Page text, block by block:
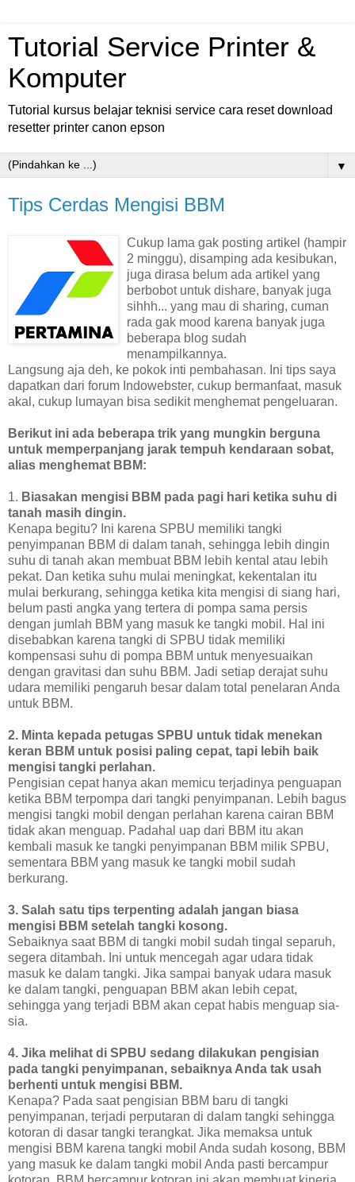
Tutorial Service Printer &
Komputer
Tutorial kursus belajar teknisi service cara reset download
resetter printer canon epson
▼
Tips Cerdas Mengisi BBM
Cukup lama gak posting artikel (hampir
2 minggu), disamping ada kesibukan,
juga dirasa belum ada artikel yang
berbobot untuk dishare, banyak juga
sihhh... yang mau di sharing, cuman
rada gak mood karena banyak juga
beberapa blog sudah
menampilkannya.
Langsung aja deh, ke pokok inti pembahasan. Ini tips saya
dapatkan dari forum Indowebster, cukup bermanfaat, masuk
akal, cukup lumayan bisa sedikit menghemat pengeluaran.
Berikut ini ada beberapa trik yang mungkin berguna
untuk memperpanjang jarak tempuh kendaraan sobat,
alias menghemat BBM:
1. Biasakan mengisi BBM pada pagi hari ketika suhu di
tanah masih dingin.
Kenapa begitu? Ini karena SPBU memiliki tangki
penyimpanan BBM di dalam tanah, sehingga lebih dingin
suhu di tanah akan membuat BBM lebih kental atau lebih
pekat. Dan ketika suhu mulai meningkat, kekentalan itu
mulai berkurang, sehingga ketika kita mengisi di siang hari,
belum pasti angka yang tertera di pompa sama persis
dengan jumlah BBM yang masuk ke tangki mobil. Hal ini
disebabkan karena tangki di SPBU tidak memiliki
kompensasi suhu di pompa BBM untuk menyesuaikan
dengan gravitasi dan suhu BBM. Jadi setiap derajat suhu
udara memiliki pengaruh besar dalam total penelaran Anda
untuk BBM.
2. Minta kepada petugas SPBU untuk tidak menekan
keran BBM untuk posisi paling cepat, tapi lebih baik
mengisi tangki perlahan.
Pengisian cepat hanya akan memicu terjadinya penguapan
ketika BBM terpompa dari tangki penyimpanan. Lebih bagus
mengisi tangki mobil dengan perlahan karena cairan BBM
tidak akan menguap. Padahal uap dari BBM itu akan
kembali masuk ke tangki penyimpanan BBM milik SPBU,
sementara BBM yang masuk ke tangki mobil sudah
berkurang.
3. Salah satu tips terpenting adalah jangan biasa
mengisi BBM setelah tangki kosong.
Sebaiknya saat BBM di tangki mobil sudah tingal separuh,
segera ditambah. Ini untuk mencegah agar udara tidak
masuk ke dalam tangki. Jika sampai banyak udara masuk
ke dalam tangki, penguapan BBM akan lebih cepat,
sehingga yang terjadi BBM akan cepat habis menguap sia-
sia.
4. Jika melihat di SPBU sedang dilakukan pengisian
pada tangki penyimpanan, sebaiknya Anda tak usah
berhenti untuk mengisi BBM.
Kenapa? Pada saat pengisian BBM baru di tangki
penyimpanan, terjadi perputaran di dalam tangki sehingga
kotoran di dasar tangki terangkat. Jika memaksa untuk
mengisi BBM karena tangki mobil Anda sudah kosong, BBM
yang masuk ke dalam tangki mobil Anda pasti bercampur